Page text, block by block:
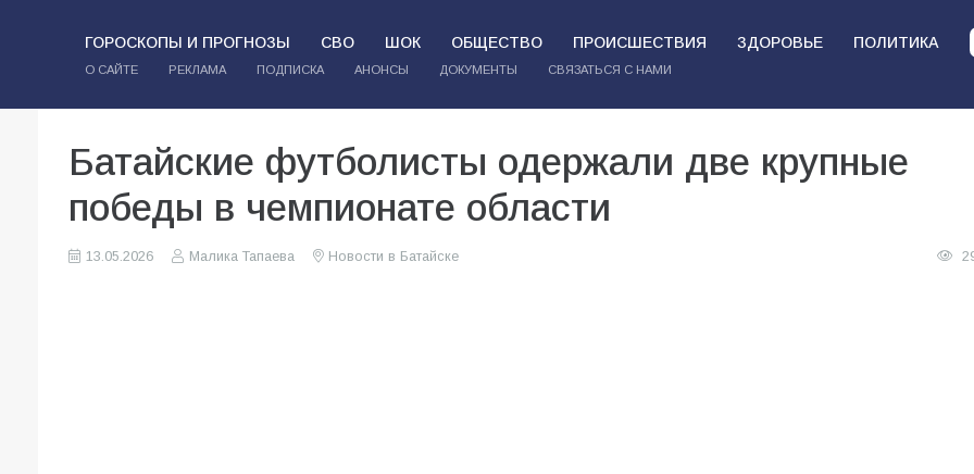
ГОРОСКОПЫ И ПРОГНОЗЫ СВО ШОК ОБЩЕСТВО ПРОИСШЕСТВИЯ ЗДОРОВЬЕ ПОЛИТИКА
О САЙТЕ РЕКЛАМА ПОДПИСКА АНОНСЫ ДОКУМЕНТЫ СВЯЗАТЬСЯ С НАМИ
Батайские футболисты одержали две крупные
победы в чемпионате области
13.05.2026 Малика Тапаева Новости в Батайске